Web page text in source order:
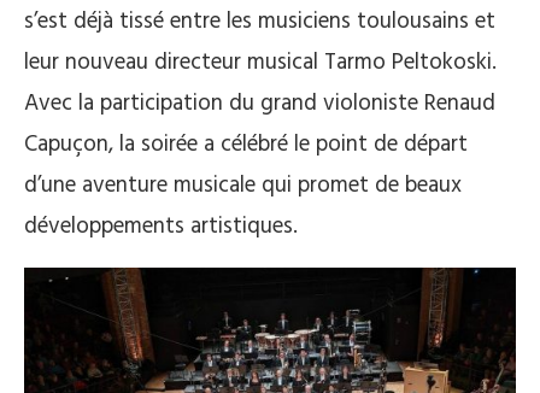
s’est déjà tissé entre les musiciens toulousains et
leur nouveau directeur musical Tarmo Peltokoski.
Avec la participation du grand violoniste Renaud
Capuçon, la soirée a célébré le point de départ
d’une aventure musicale qui promet de beaux
développements artistiques.